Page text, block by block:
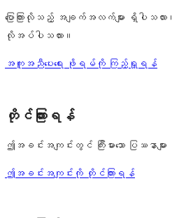
ပြောကြားလိုသည့် အချက်အလက်များ ရှိပါသ
လိုအပ်ပါသလား။
အကူအညီပေးရေး ဖိုရမ်ကို ကြည့်ရှုရန်
တိုင်ကြားရန်
ဤအခင်းအကျင်းတွင် ကြီးမားသော ပြဿနာမျာ
ဤအခင်းအကျင်းကို တိုင်ကြားရန်